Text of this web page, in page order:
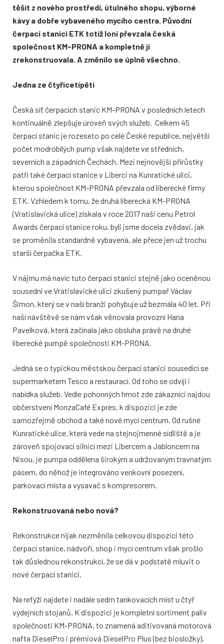
těšit z nového prostředí, útulného shopu, výborné
kávy a dobře vybaveného mycího centra. Původní
čerpací stanici ETK totiž loni převzala česká
společnost KM-PRONA a kompletně ji
zrekonstruovala. A změnilo se úplně všechno.
Jedna ze čtyřicetipěti
Česká síť čerpacích stanic KM-PRONA v posledních letech
kontinuálně zlepšuje úroveň svých služeb. Celkem 45
čerpací stanic je rozeseto po celé České republice, největší
počet modrobílých pump však najdete ve středních,
severních a západních Čechách. Mezi nejnovější přírůstky
patří také čerpací stanice v Liberci na Kunratické ulici,
kterou společnost KM-PRONA převzala od liberecké firmy
ETK. Vzhledem k tomu, že druhá liberecká KM-PRONA
(Vratislavická ulice) získala v roce 2017 naši cenu Petrol
Awards čerpací stanice roku, byli jsme docela zvědavi, jak
se proměnila standardně vybavená, ale přece jen už trochu
starší čerpačka ETK.
V nájmu má navíc tuto čerpací stanici stejně jako oceněnou
sousední ve Vratislavické ulici zkušený pumpař Václav
Šimon, který se v naší branži pohybuje už bezmála 40 let. Při
naší návštěvě se nám však věnovala provozní Hana
Pavelková, která začínala jako obsluha právě na druhé
liberecké pumpě společnosti KM-PRONA.
Jedná se o typickou městskou čerpací stanici sousedící se
supermarketem Tesco a restaurací. Od toho se odvíjí i
nabídka služeb. Vedle pohonných hmot zde zákazníci najdou
občerstvení MonzaCafé Expres, k dispozici je zde
samozřejmě obchod a také nové mycí centrum. Od rušné
Kunratické ulice, která vede na stejnojmenné sídliště a je
zároveň spojovací silnicí mezi Libercem a Jabloncem na
Nisou, je pumpa oddělena širokým a udržovaným travnatým
pásem, do něhož je integrováno venkovní posezení,
parkovací místa a vysavač s kompresorem.
Rekonstruovaná nebo nová?
Rekonstrukce nijak nezměnila celkovou dispozici této
čerpací stanice, nádvoří, shop i mycí centrum však prošlo
tak důslednou rekonstrukcí, že se dá v podstatě mluvit o
nové čerpací stanici.
Na refýži najdete i nadále sedm tankovacích míst u čtyř
výdejních stojanů. K dispozici je kompletní sortiment paliv
společnosti KM-PRONA, to znamená aditivovaná motorová
nafta DieselPro i prémiová DieselPro Plus (bez biosložky),